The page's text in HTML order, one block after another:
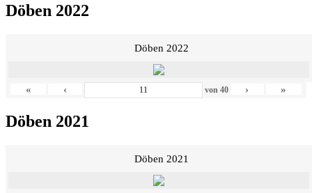
Döben 2022
Döben 2022
« ‹ von 40 › »
Döben 2021
Döben 2021